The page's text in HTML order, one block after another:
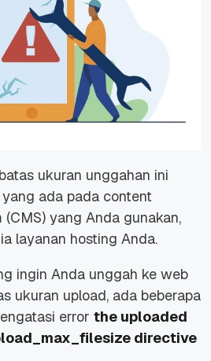
ukuran unggahan ini
ada pada content
yang Anda gunakan,
layanan hosting Anda.
ingin Anda unggah ke web
ukuran upload, ada beberapa
error the uploaded
directive